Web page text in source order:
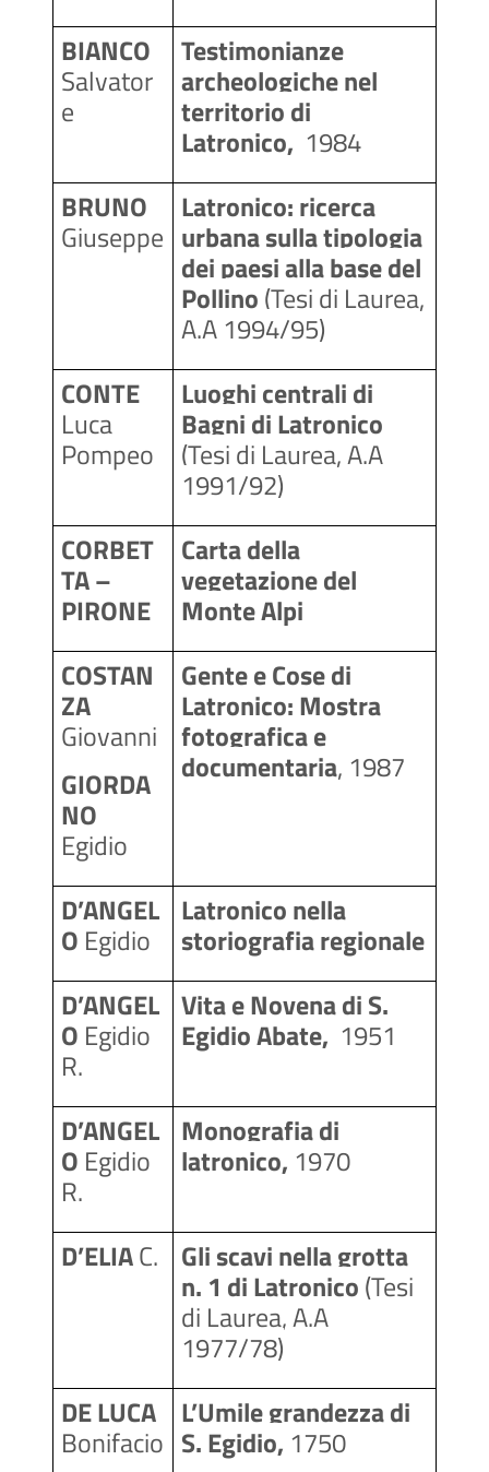
BIANCO
Salvator
e
Testimonianze
archeologiche nel
territorio di
Latronico, 1984
BRUNO
Giuseppe
Latronico: ricerca
urbana sulla tipologia
dei paesi alla base del
Pollino (Tesi di Laurea,
A.A 1994/95)
CONTE
Luca
Pompeo
Luoghi centrali di
(Tesi di Laurea, A.A
1991/92)
CORBET
TA –
PIRONE
Carta della
vegetazione del
Monte Alpi
COSTAN
ZA
Giovanni
GIORDA
NO
Egidio
Gente e Cose di
Latronico: Mostra
fotografica e
documentaria, 1987
D’ANGEL
O Egidio
Latronico nella
storiografia regionale
D’ANGEL
O Egidio
R.
Vita e Novena di S.
Egidio Abate, 1951
D’ANGEL
O Egidio
R.
Monografia di
latronico, 1970
D’ELIA C. Gli scavi nella grotta
n. 1 di Latronico (Tesi
di Laurea, A.A
1977/78)
Bonifacio
L’Umile grandezza di
S. Egidio, 1750